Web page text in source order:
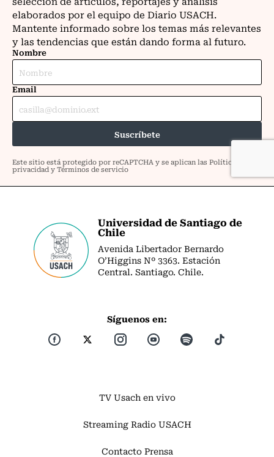
Universidad de Santiago de
Chile
Avenida Libertador Bernardo
O’Higgins Nº 3363. Estación
Central. Santiago. Chile.
Síguenos en:
TV Usach en vivo
Streaming Radio USACH
Contacto Prensa